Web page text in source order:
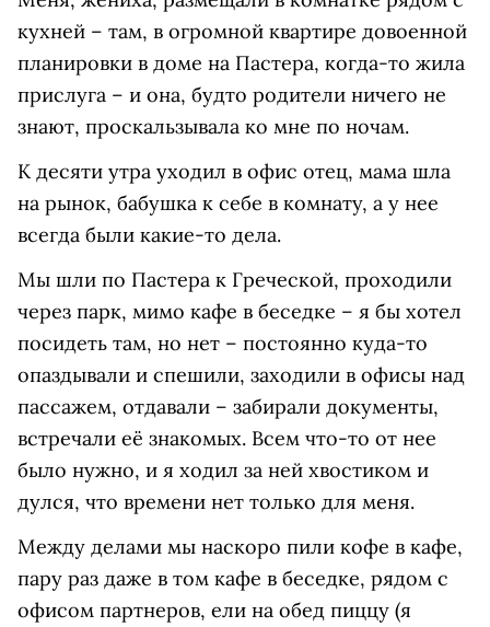
кухней – там, в огромной квартире довоенной
планировки в доме на Пастера, когда-то жила
прислуга – и она, будто родители ничего не
знают, проскальзывала ко мне по ночам.
К десяти утра уходил в офис отец, мама шла
на рынок, бабушка к себе в комнату, а у нее
всегда были какие-то дела.
Мы шли по Пастера к Греческой, проходили
через парк, мимо кафе в беседке – я бы хотел
посидеть там, но нет – постоянно куда-то
опаздывали и спешили, заходили в офисы над
пассажем, отдавали – забирали документы,
встречали её знакомых. Всем что-то от нее
было нужно, и я ходил за ней хвостиком и
дулся, что времени нет только для меня.
Между делами мы наскоро пили кофе в кафе,
пару раз даже в том кафе в беседке, рядом с
офисом партнеров, ели на обед пиццу (я